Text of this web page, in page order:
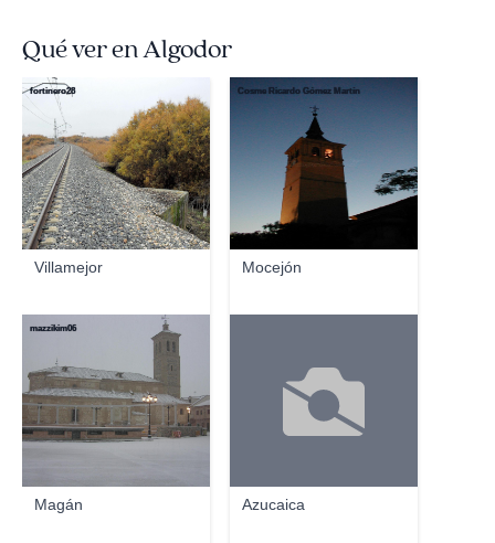
Qué ver en Algodor
Villamejor
fortinero28
Mocejón
Cosme Ricardo Gómez Martín
Magán
mazzikim06
Azucaica